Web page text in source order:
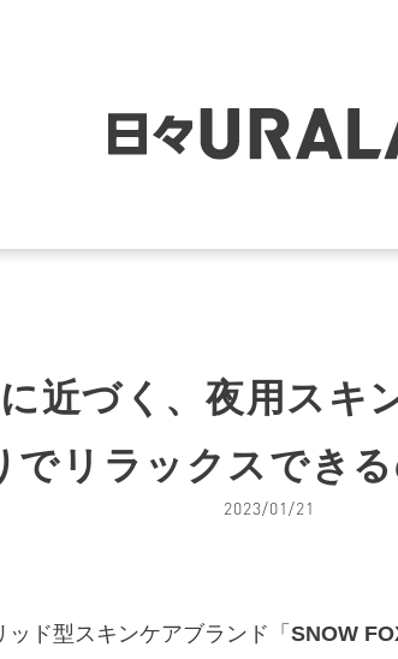
近づく、夜用スキ
でリラックスでき
2023/01/21
ド型スキンケアブランド「 SNOW